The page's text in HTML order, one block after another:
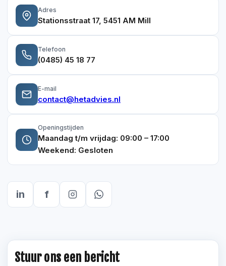
Adres
Stationsstraat 17, 5451 AM Mill
Telefoon
(0485) 45 18 77
E-mail
contact@hetadvies.nl
Openingstijden
Maandag t/m vrijdag: 09:00 – 17:00
Weekend: Gesloten
in f
Stuur ons een bericht